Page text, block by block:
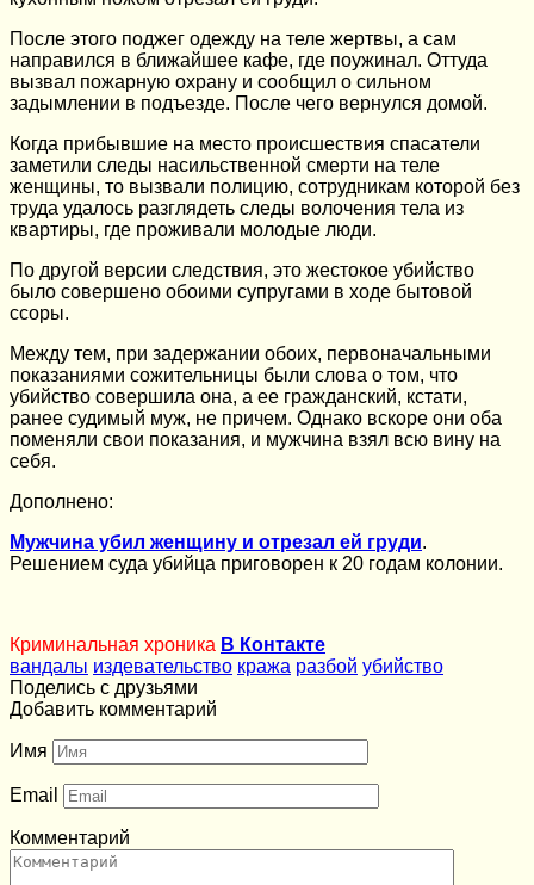
После этого поджег одежду на теле жертвы, а сам
направился в ближайшее кафе, где поужинал. Оттуда
вызвал пожарную охрану и сообщил о сильном
задымлении в подъезде. После чего вернулся домой.
Когда прибывшие на место происшествия спасатели
заметили следы насильственной смерти на теле
женщины, то вызвали полицию, сотрудникам которой без
труда удалось разглядеть следы волочения тела из
квартиры, где проживали молодые люди.
По другой версии следствия, это жестокое убийство
было совершено обоими супругами в ходе бытовой
ссоры.
Между тем, при задержании обоих, первоначальными
показаниями сожительницы были слова о том, что
убийство совершила она, а ее гражданский, кстати,
ранее судимый муж, не причем. Однако вскоре они оба
поменяли свои показания, и мужчина взял всю вину на
себя.
Дополнено:
Мужчина убил женщину и отрезал ей груди.
Решением суда убийца приговорен к 20 годам колонии.
Криминальная хроника В Контакте
вандалы издевательство кража разбой убийство
Поделись с друзьями
Добавить комментарий
Имя
Email
Комментарий